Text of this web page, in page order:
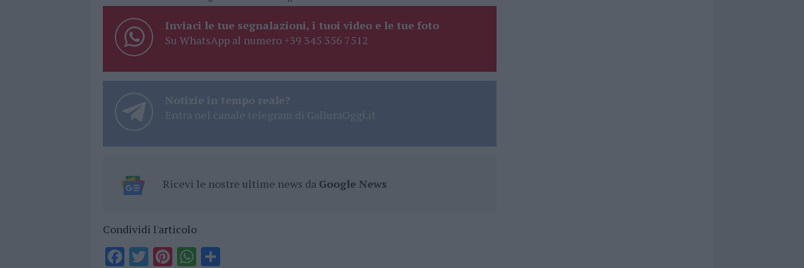
Inviaci le tue segnalazioni, i tuoi video e le tue foto
Su WhatsApp al numero +39 345 356 7512
Notizie in tempo reale?
Entra nel canale telegram di GalluraOggi.it
Ricevi le nostre ultime news da Google News
Condividi l'articolo
F T Pi W